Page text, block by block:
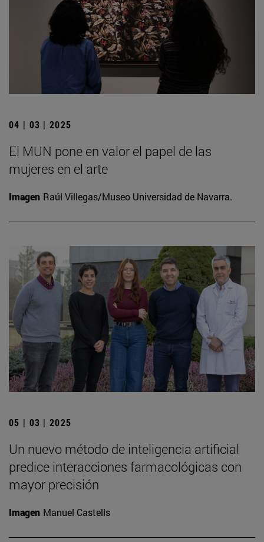
04 | 03 | 2025
El MUN pone en valor el papel de las
mujeres en el arte
Imagen Raúl Villegas/Museo Universidad de Navarra.
05 | 03 | 2025
Un nuevo método de inteligencia artificial
predice interacciones farmacológicas con
mayor precisión
Imagen Manuel Castells